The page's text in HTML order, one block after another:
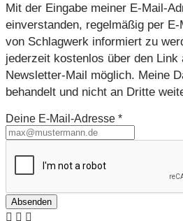
Mit der Eingabe meiner E-Mail-
einverstanden, regelmäßig per
von Schlagwerk informiert zu
jederzeit kostenlos über den Link
Newsletter-Mail möglich. Meine
behandelt und nicht an Dritte
Deine E-Mail-Adresse *
Absenden